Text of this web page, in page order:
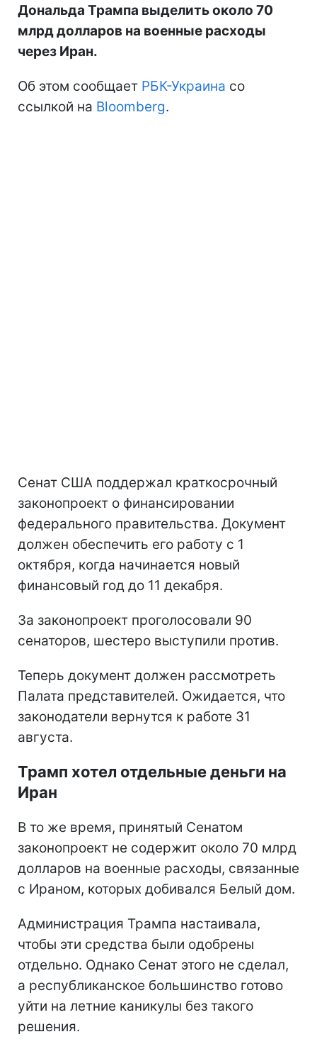
Дональда Трампа выделить около 70
млрд долларов на военные расходы
через Иран.
Об этом сообщает РБК-Украина со
ссылкой на Bloomberg.
Сенат США поддержал краткосрочный
законопроект о финансировании
федерального правительства. Документ
должен обеспечить его работу с 1
октября, когда начинается новый
финансовый год до 11 декабря.
За законопроект проголосовали 90
сенаторов, шестеро выступили против.
Теперь документ должен рассмотреть
Палата представителей. Ожидается, что
законодатели вернутся к работе 31
августа.
Трамп хотел отдельные деньги на
Иран
В то же время, принятый Сенатом
законопроект не содержит около 70 млрд
долларов на военные расходы, связанные
с Ираном, которых добивался Белый дом.
Администрация Трампа настаивала,
чтобы эти средства были одобрены
отдельно. Однако Сенат этого не сделал,
а республиканское большинство готово
уйти на летние каникулы без такого
решения.